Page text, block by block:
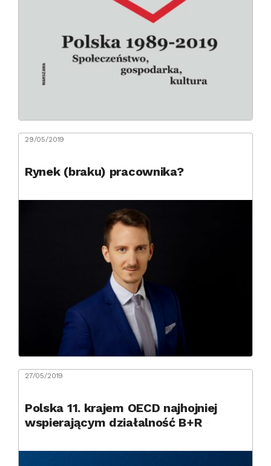
29/05/2019
Rynek (braku) pracownika?
27/05/2019
Polska 11. krajem OECD najhojniej
wspierającym działalność B+R